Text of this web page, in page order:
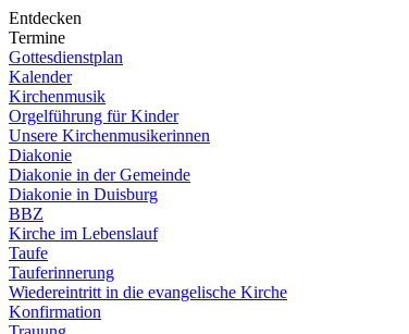
Entdecken
Termine
Gottesdienstplan
Kalender
Kirchenmusik
Orgelführung für Kinder
Unsere Kirchenmusikerinnen
Diakonie
Diakonie in der Gemeinde
Diakonie in Duisburg
BBZ
Kirche im Lebenslauf
Taufe
Tauferinnerung
Wiedereintritt in die evangelische Kirche
Konfirmation